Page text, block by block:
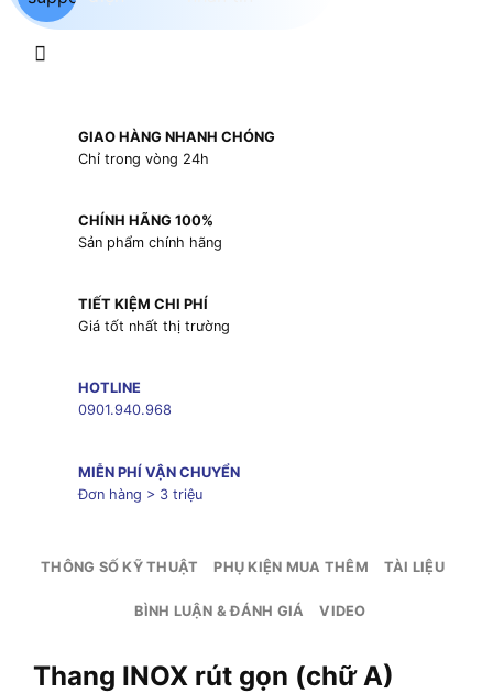
GIAO HÀNG NHANH CHÓNG
Chỉ trong vòng 24h
CHÍNH HÃNG 100%
Sản phẩm chính hãng
TIẾT KIỆM CHI PHÍ
Giá tốt nhất thị trường
HOTLINE
0901.940.968
MIỄN PHÍ VẬN CHUYỂN
Đơn hàng > 3 triệu
THÔNG SỐ KỸ THUẬT PHỤ KIỆN MUA THÊM TÀI LIỆU
BÌNH LUẬN & ĐÁNH GIÁ VIDEO
Thang INOX rút gọn (chữ A)